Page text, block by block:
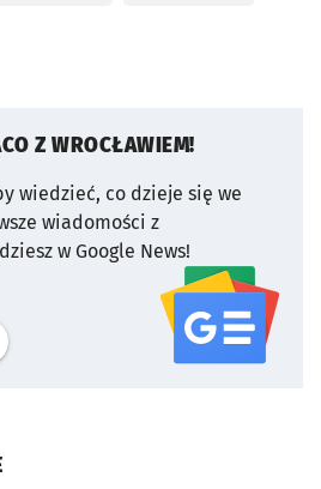
Z WROCŁAWIEM!
wiedzieć, co dzieje się we
wiadomości z
w Google News!
serwisu